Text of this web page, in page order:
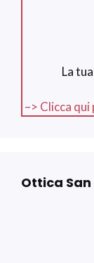
La
–> Clicca
Ottica